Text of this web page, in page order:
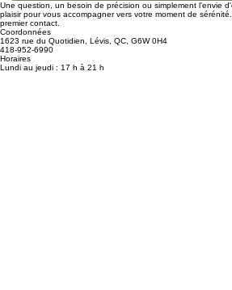
Une question, un besoin de précision ou simplement l'envie
plaisir pour vous accompagner vers votre moment de
premier contact.
Coordonnées
1623 rue du Quotidien, Lévis, QC, G6W 0H4
418-952-6990
Horaires
Lundi au jeudi : 17 h à 21 h